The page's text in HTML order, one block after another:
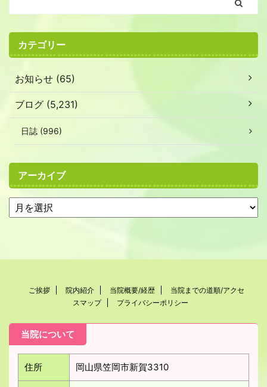
カテゴリー
お知らせ (65)
ブログ (5,231)
日誌 (996)
アーカイブ
ご挨拶 院内紹介 当院概要/経歴
当院までの道順/アクセ
スマップ
プライバシーポリシー
当院について
住所 岡山県笠岡市新賀3310